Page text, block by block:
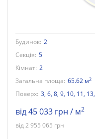
Будинок: 2
Секція: 5
Кімнат: 2
Загальна площа: 65.62 м2
Поверх: 3, 6, 8, 9, 10, 11, 13,
від 45 033 грн / м2
від 2 955 065 грн